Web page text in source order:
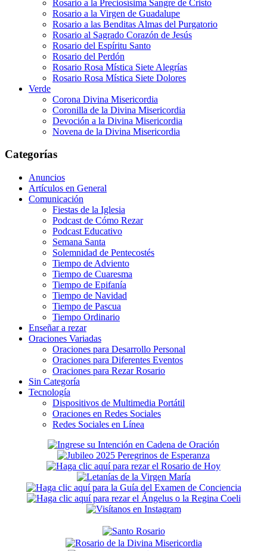
Rosario a la Preciosísima Sangre de Cristo
Rosario a la Virgen de Guadalupe
Rosario a las Benditas Almas del Purgatorio
Rosario al Sagrado Corazón de Jesús
Rosario del Espíritu Santo
Rosario del Perdón
Rosario Rosa Mística Siete Alegrías
Rosario Rosa Mística Siete Dolores
Verde
Corona Divina Misericordia
Coronilla de la Divina Misericordia
Devoción a la Divina Misericordia
Novena de la Divina Misericordia
Categorías
Anuncios
Artículos en General
Comunicación
Fiestas de la Iglesia
Podcast de Cómo Rezar
Podcast Educativo
Semana Santa
Solemnidad de Pentecostés
Tiempo de Adviento
Tiempo de Cuaresma
Tiempo de Epifanía
Tiempo de Navidad
Tiempo de Pascua
Tiempo Ordinario
Enseñar a rezar
Oraciones Variadas
Oraciones para Desarrollo Personal
Oraciones para Diferentes Eventos
Oraciones para Rezar Rosario
Sin Categoría
Tecnología
Dispositivos de Multimedia Portátil
Oraciones en Redes Sociales
Redes Sociales en Línea
Secondary
Sidebar